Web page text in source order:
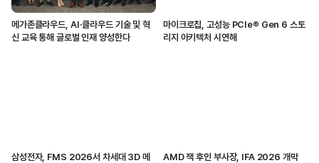
메가존클라우드, AI·클라우드 기술 및 혁
신 교육 통해 글로벌 인재 양성한다
마이크로칩, 고성능 PCIe® Gen 6 스토
리지 아키텍처 시연해
삼성전자, FMS 2026서 차세대 3D 메
AMD 잭 후인 부사장, IFA 2026 개막